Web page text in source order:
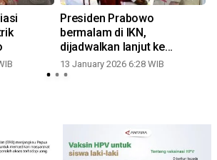
Presiden Prabowo
bermalam di IKN,
dijadwalkan lanjut ke
Malang
13 January 2026 6:28 WIB